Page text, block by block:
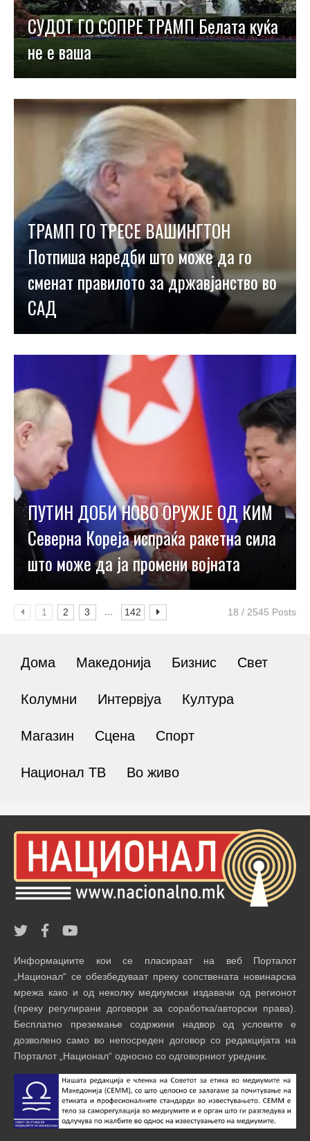
СУДОТ ГО СОПРЕ ТРАМП Белата куќа
не е ваша
ТРАМП ГО ТРЕСЕ ВАШИНГТОН
Потпиша наредби што може да го
сменат правилото за државјанство во
САД
ПУТИН ДОБИ НОВО ОРУЖЈЕ ОД КИМ
Северна Кореја испраќа ракетна сила
што може да ја промени војната
1 2 3 142 18 / 2545 Posts
Дома Македонија Бизнис Свет
Колумни Интервјуа Култура
Магазин Сцена Спорт
Национал ТВ Во живо
Информациите кои се пласираат на веб Порталот
„Национал“ се обезбедуваат преку сопствената новинарска
мрежа како и од неколку медиумски издавачи од регионот
(преку регулирани договори за соработка/авторски права).
Бесплатно преземање содржини надвор од условите е
дозволено само во непосреден договор со редакцијата на
Порталот „Национал“ односно со одговорниот уредник.